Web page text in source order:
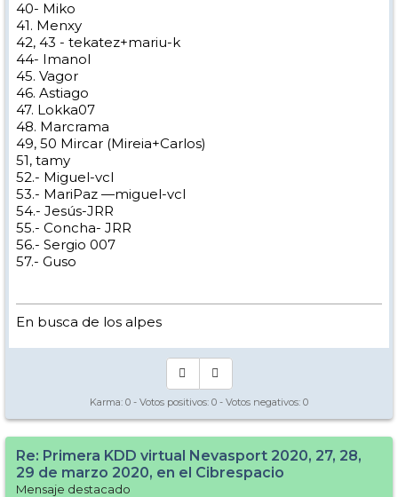
40- Miko
41. Menxy
42, 43 - tekatez+mariu-k
44- Imanol
45. Vagor
46. Astiago
47. Lokka07
48. Marcrama
49, 50 Mircar (Mireia+Carlos)
51, tamy
52.- Miguel-vcl
53.- MariPaz —miguel-vcl
54.- Jesús-JRR
55.- Concha- JRR
56.- Sergio 007
57.- Guso
En busca de los alpes
Karma: 0 - Votos positivos: 0 - Votos negativos: 0
Re: Primera KDD virtual Nevasport 2020, 27, 28,
29 de marzo 2020, en el Cibrespacio
Mensaje destacado